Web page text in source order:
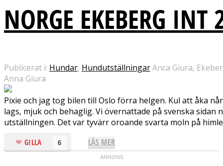
NORGE EKEBERG INT
Publicerat i: Hundar, HundutställningarAnca Giura,
Anna Giura
Pixie och jag tog bilen till Oslo förra helgen. Kul att åka
lags, mjuk och behaglig. Vi övernattade på svenska
utställningen. Det var tyvärr oroande svarta moln på
6
GILLA LÄS MER